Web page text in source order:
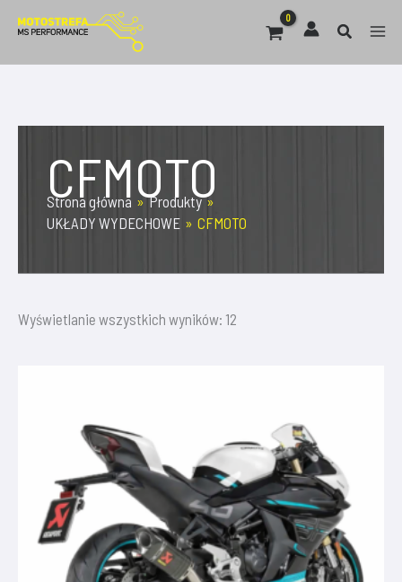
CFMOTO
Strona główna
Produkty
UKŁADY WYDECHOWE
CFMOTO
Wyświetlanie wszystkich wyników: 12